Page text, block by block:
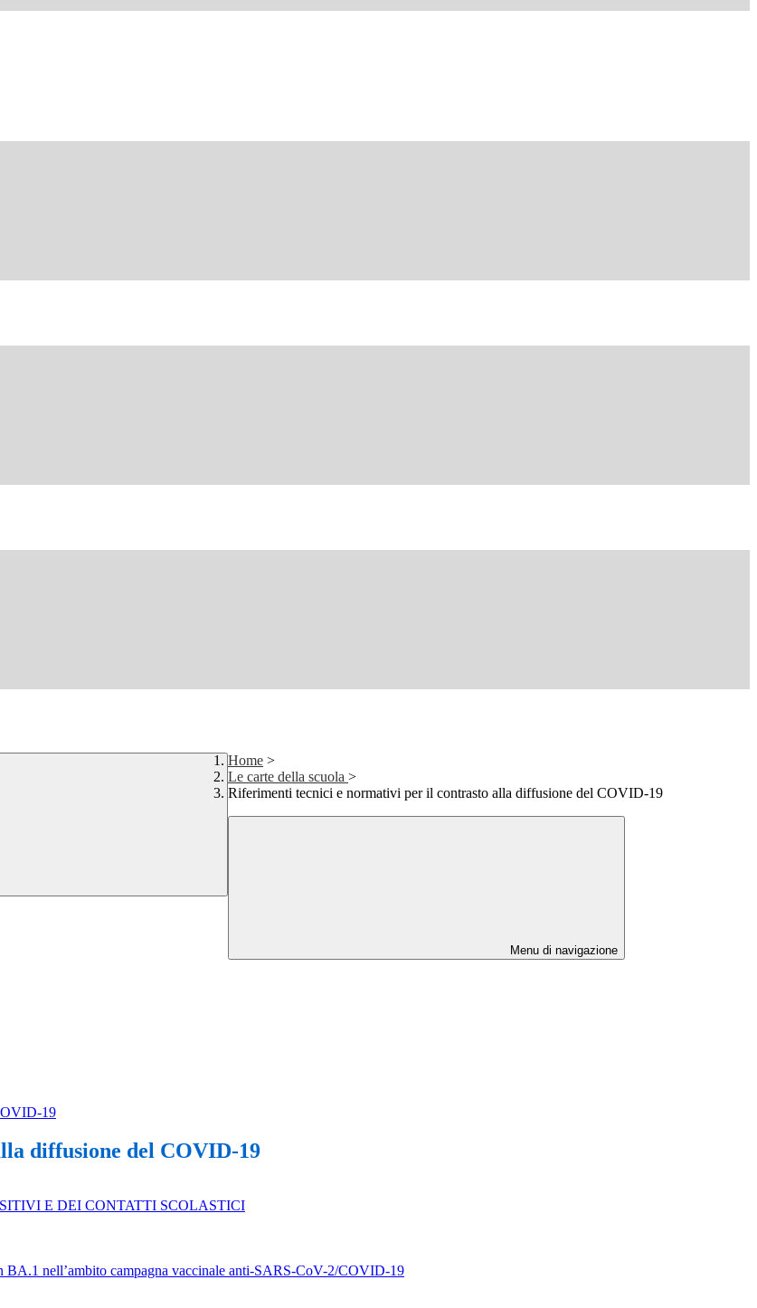
Home >
Le carte della scuola >
Riferimenti tecnici e normativi per il contrasto alla diffusione del COVID-19
Menu di navigazione
19
diffusione del COVID-19
E DEI CONTATTI SCOLASTICI
nell’ambito campagna vaccinale anti-SARS-CoV-2/COVID-19